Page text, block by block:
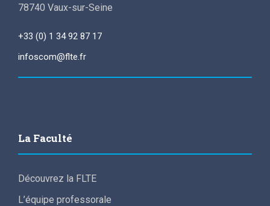
78740 Vaux-sur-Seine
+33 (0) 1 34 92 87 17
infoscom@flte.fr
La Faculté
Découvrez la FLTE
L’équipe professorale